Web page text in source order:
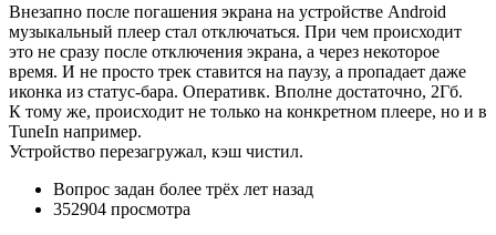
Внезапно после погашения экрана на устройстве Android
музыкальный плеер стал отключаться. При чем происходит
это не сразу после отключения экрана, а через некоторое
время. И не просто трек ставится на паузу, а пропадает даже
иконка из статус-бара. Оперативк. Вполне достаточно, 2Гб.
К тому же, происходит не только на конкретном плеере, но и в
TuneIn например.
Устройство перезагружал, кэш чистил.
Вопрос задан более трёх лет назад
352904 просмотра